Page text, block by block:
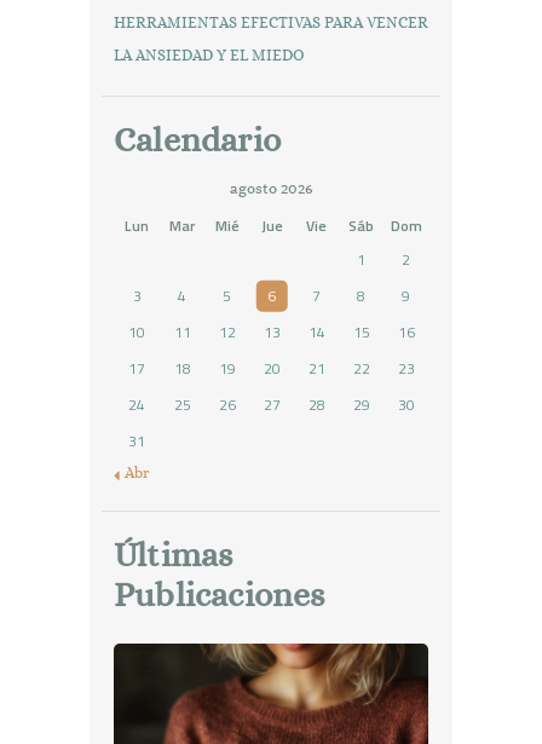
HERRAMIENTAS EFECTIVAS PARA VENCER
LA ANSIEDAD Y EL MIEDO
Calendario
agosto 2026
Lun Mar Mié Jue Vie Sáb
Dom
1
2
3
4 5 6 7 8
9
10
11 12 13 14 15
16
17
18 19 20 21 22
23
24
25 26 27 28 29
30
31
« Abr
Últimas
Publicaciones